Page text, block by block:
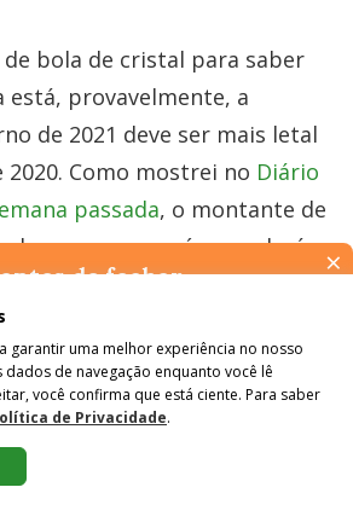
bola de cristal para saber
está, provavelmente, a
de 2021 deve ser mais letal
2020. Como mostrei no Diário
passada, o montante de
novo coronavírus poderá
do final do ano. Resta saber
vai conseguir
culpados por esta tragédia. A
as instituições públicas e a
se unir para derrotar
de vírus que espalham
garantir uma melhor experiência no nosso
dados de navegação enquanto você lê
você confirma que está ciente. Para saber
de Privacidade.
×
de fechar…
de manter-se informado(a). Quer ter
especiais? Receba a nossa newsletter.
É de graça :)